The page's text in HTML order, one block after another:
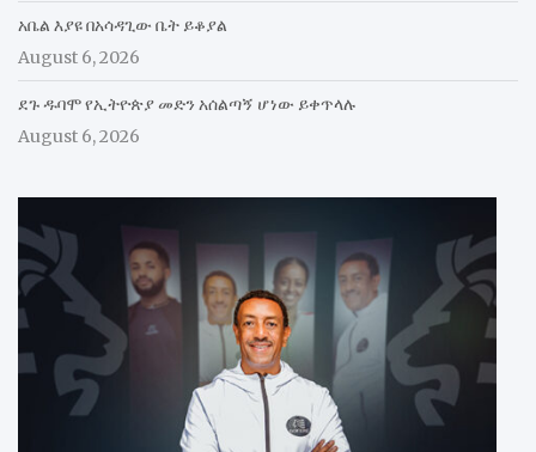
አቤል እያዩ በአሳዳጊው ቤት ይቆያል
August 6, 2026
ደጉ ዱባሞ የኢትዮጵያ መድን አሰልጣኝ ሆነው ይቀጥላሉ
August 6, 2026